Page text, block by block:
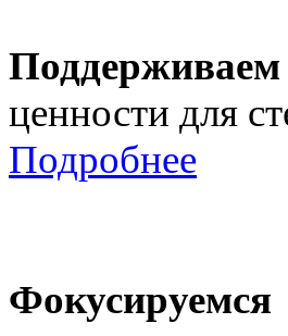
ценности для
Подробнее
Фокусируемся